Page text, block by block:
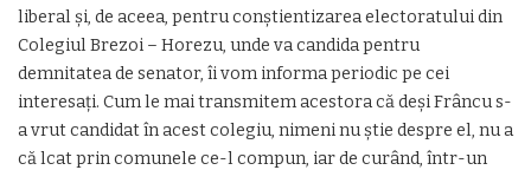
liberal și, de aceea, pentru conștientizarea electoratului din
Colegiul Brezoi – Horezu, unde va candida pentru
demnitatea de senator, îi vom informa periodic pe cei
interesați. Cum le mai transmitem acestora că deși Frâncu s-
a vrut candidat în acest colegiu, nimeni nu știe despre el, nu a
că lcat prin comunele ce-l compun, iar de curând, într-un